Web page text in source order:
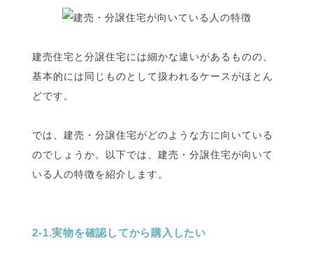
建売住宅と分譲住宅には細かな違いがあるものの、
基本的には同じものとして扱われるケースがほとん
どです。
では、建売・分譲住宅がどのような方に向いている
のでしょうか。以下では、建売・分譲住宅が向いて
いる人の特徴を紹介します。
2-1.実物を確認してから購入したい